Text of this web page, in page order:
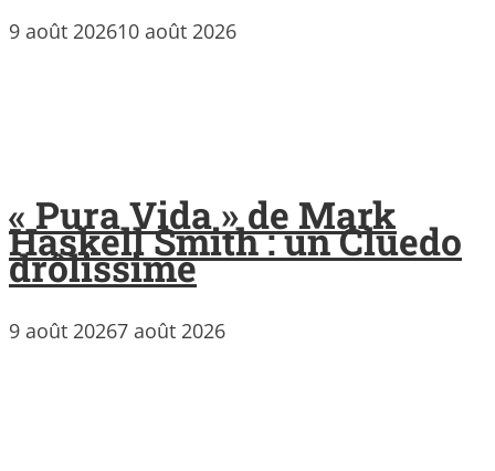
9 août 202610 août 2026
« Pura Vida » de Mark
Haskell Smith : un Cluedo
drôlissime
9 août 20267 août 2026